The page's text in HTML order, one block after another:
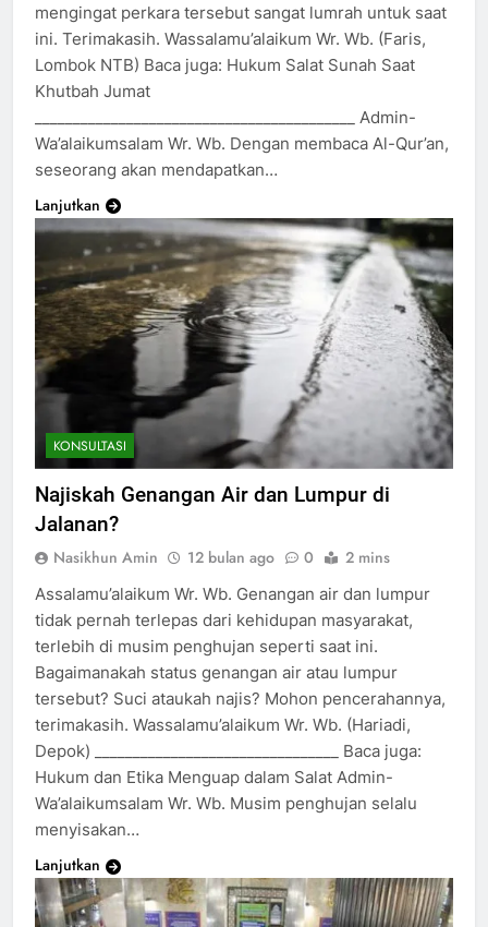
mengingat perkara tersebut sangat lumrah untuk saat
ini. Terimakasih. Wassalamu’alaikum Wr. Wb. (Faris,
Lombok NTB) Baca juga: Hukum Salat Sunah Saat
Khutbah Jumat
__________________________________________ Admin-
Wa’alaikumsalam Wr. Wb. Dengan membaca Al-Qur’an,
seseorang akan mendapatkan…
Lanjutkan
KONSULTASI
Najiskah Genangan Air dan Lumpur di
Jalanan?
Nasikhun Amin 12 bulan ago 0 2 mins
Assalamu’alaikum Wr. Wb. Genangan air dan lumpur
tidak pernah terlepas dari kehidupan masyarakat,
terlebih di musim penghujan seperti saat ini.
Bagaimanakah status genangan air atau lumpur
tersebut? Suci ataukah najis? Mohon pencerahannya,
terimakasih. Wassalamu’alaikum Wr. Wb. (Hariadi,
Depok) ________________________________ Baca juga:
Hukum dan Etika Menguap dalam Salat Admin-
Wa’alaikumsalam Wr. Wb. Musim penghujan selalu
menyisakan…
Lanjutkan